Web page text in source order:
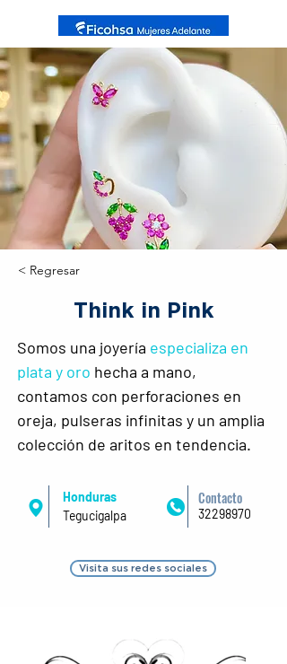
< Regresar
Think in Pink
Somos una joyería especializa en
plata y oro hecha a mano,
contamos con perforaciones en
oreja, pulseras infinitas y un amplia
colección de aritos en tendencia.
Honduras
Tegucigalpa
32298970
Contacto
Visita sus redes sociales